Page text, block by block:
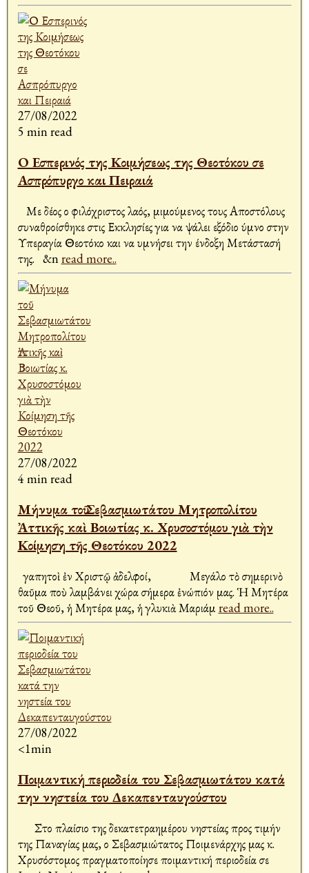
27/08/2022
5 min read
Ο Εσπερινός της Κοιμήσεως της Θεοτόκου σε
Ασπρόπυργο και Πειραιά
Με δέος ο φιλόχριστος λαός, μιμούμενος τους Αποστόλους
συναθροίσθηκε στις Εκκλησίες για να ψάλει εξόδιο ύμνο στην
Υπεραγία Θεοτόκο και να υμνήσει την ένδοξη Μετάστασή
της. &nread more..
27/08/2022
4 min read
Μήνυμα τοῦ Σεβασμιωτάτου Μητροπολίτου
Ἀττικῆς καὶ Βοιωτίας κ. Χρυσοστόμου γιὰ τὴν
Κοίμηση τῆς Θεοτόκου 2022
Ἀγαπητοὶ ἐν Χριστῷ ἀδελφοί, Μεγάλο τὸ σημερινὸ
θαῦμα ποὺ λαμβάνει χώρα σήμερα ἐνώπιόν μας. Ἡ Μητέρα
τοῦ Θεοῦ, ἡ Μητέρα μας, ἡ γλυκιὰ Μαριάμ read more..
27/08/2022
<1min
Ποιμαντική περιοδεία του Σεβασμιωτάτου κατά
την νηστεία του Δεκαπενταυγούστου
Στο πλαίσιο της δεκατετραημέρου νηστείας προς τιμήν
της Παναγίας μας, ο Σεβασμιώτατος Ποιμενάρχης μας κ.
Χρυσόστομος πραγματοποίησε ποιμαντική περιοδεία σε